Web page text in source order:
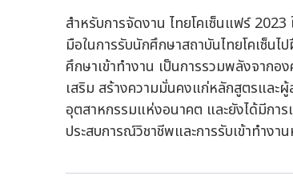
สำหรับการจัดงาน ไทยโคเซ็นแฟร์
มือในการรับนักศึกษาสถาบันไทยโคเซ็น
ศึกษาเข้าทำงาน เป็นการรวมพลังจากอ
เสริม สร้างความมั่นคงแก่หลักสูตรและ
อุตสาหกรรมแห่งอนาคต และยังได้มีกา
ประสบการณ์วิชาชีพและการรับเข้าทำง